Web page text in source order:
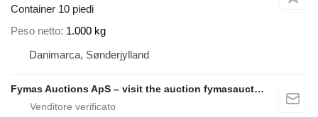
Container 10 piedi
Peso netto 1.000 kg
Danimarca, Sønderjylland
Fymas Auctions ApS – visit the auction fymasauctions.dk